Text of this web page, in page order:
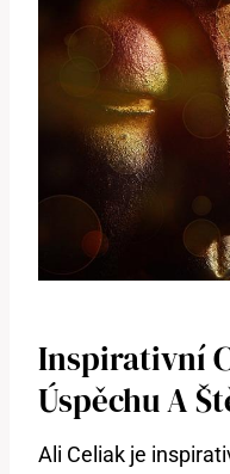
Inspirativní
Úspěchu A
Ali Celiak je